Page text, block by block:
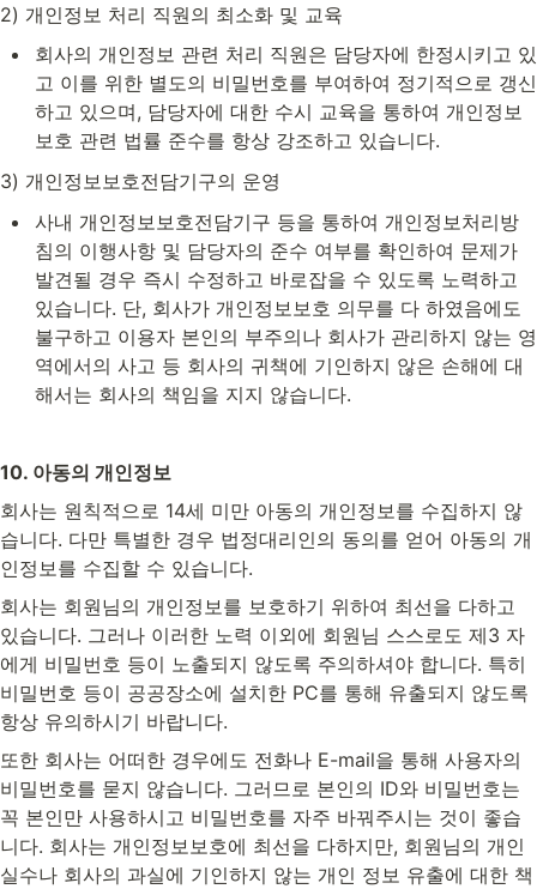
2) 개인정보 처리 직원의 최소화 및 교육
회사의 개인정보 관련 처리 직원은 담당자에 한정시키고 있
고 이를 위한 별도의 비밀번호를 부여하여 정기적으로 갱신
하고 있으며, 담당자에 대한 수시 교육을 통하여 개인정보
보호 관련 법률 준수를 항상 강조하고 있습니다.
3) 개인정보보호전담기구의 운영
사내 개인정보보호전담기구 등을 통하여 개인정보처리방
침의 이행사항 및 담당자의 준수 여부를 확인하여 문제가
발견될 경우 즉시 수정하고 바로잡을 수 있도록 노력하고
있습니다. 단, 회사가 개인정보보호 의무를 다 하였음에도
불구하고 이용자 본인의 부주의나 회사가 관리하지 않는 영
역에서의 사고 등 회사의 귀책에 기인하지 않은 손해에 대
해서는 회사의 책임을 지지 않습니다.
10. 아동의 개인정보
회사는 원칙적으로 14세 미만 아동의 개인정보를 수집하지 않
습니다. 다만 특별한 경우 법정대리인의 동의를 얻어 아동의 개
인정보를 수집할 수 있습니다.
회사는 회원님의 개인정보를 보호하기 위하여 최선을 다하고
있습니다. 그러나 이러한 노력 이외에 회원님 스스로도 제3 자
에게 비밀번호 등이 노출되지 않도록 주의하셔야 합니다. 특히
비밀번호 등이 공공장소에 설치한 PC를 통해 유출되지 않도록
항상 유의하시기 바랍니다.
또한 회사는 어떠한 경우에도 전화나 E-mail을 통해 사용자의
비밀번호를 묻지 않습니다. 그러므로 본인의 ID와 비밀번호는
꼭 본인만 사용하시고 비밀번호를 자주 바꿔주시는 것이 좋습
니다. 회사는 개인정보보호에 최선을 다하지만, 회원님의 개인
실수나 회사의 과실에 기인하지 않는 개인 정보 유출에 대한 책